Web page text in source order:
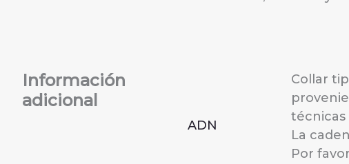
Información
adicional
ADN
Collar
técnicas
La
Por